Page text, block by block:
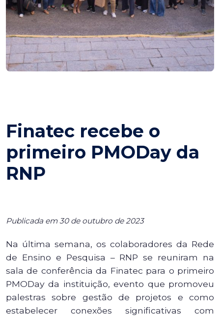
Finatec recebe o
primeiro PMODay da
RNP
Publicada em 30 de outubro de 2023
Na última semana, os colaboradores da Rede
de Ensino e Pesquisa – RNP se reuniram na
sala de conferência da Finatec para o primeiro
PMODay da instituição, evento que promoveu
palestras sobre gestão de projetos e como
estabelecer conexões significativas com